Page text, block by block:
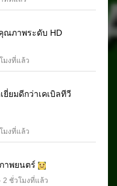
ณภาพระดับ HD
มงที่แล้ว
ยมดีกว่าเคเบิลทีวี
มงที่แล้ว
าพยนตร์
· 2 ชั่วโมงที่แล้ว